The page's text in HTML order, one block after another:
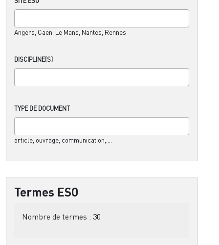
Angers, Caen, Le Mans, Nantes, Rennes
DISCIPLINE(S)
TYPE DE DOCUMENT
article, ouvrage, communication,....
Termes ESO
Nombre de termes : 30